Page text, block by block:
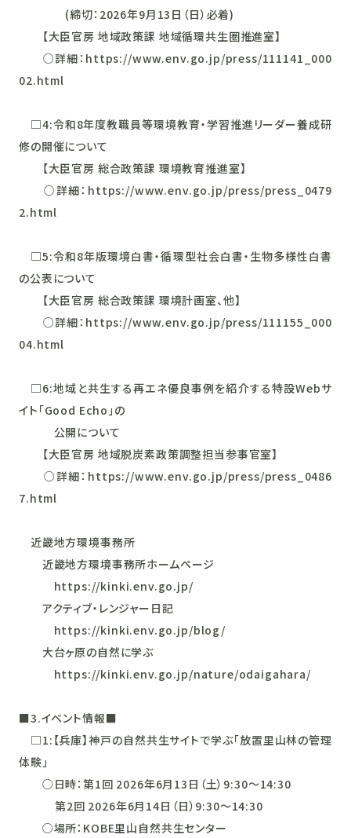
(締切：2026年9月13日（日）必着)
【大臣官房 地域政策課 地域循環共生圏推進室】
○詳細：https://www.env.go.jp/press/111141_000
02.html
□4:令和8年度教職員等環境教育・学習推進リーダー養成研
修の開催について
【大臣官房 総合政策課 環境教育推進室】
○詳細：https://www.env.go.jp/press/press_0479
2.html
□5:令和8年版環境白書・循環型社会白書・生物多様性白書
の公表について
【大臣官房 総合政策課 環境計画室、他】
○詳細：https://www.env.go.jp/press/111155_000
04.html
□6:地域と共生する再エネ優良事例を紹介する特設Webサ
イト「Good Echo」の
公開について
【大臣官房 地域脱炭素政策調整担当参事官室】
○詳細：https://www.env.go.jp/press/press_0486
7.html
近畿地方環境事務所
近畿地方環境事務所ホームページ
https://kinki.env.go.jp/
アクティブ・レンジャー日記
https://kinki.env.go.jp/blog/
大台ヶ原の自然に学ぶ
https://kinki.env.go.jp/nature/odaigahara/
■3.イベント情報■
□1:【兵庫】神戸の自然共生サイトで学ぶ「放置里山林の管理
体験」
○日時：第1回 2026年6月13日（土）9:30～14:30
第2回 2026年6月14日（日）9:30～14:30
○場所：KOBE里山自然共生センター